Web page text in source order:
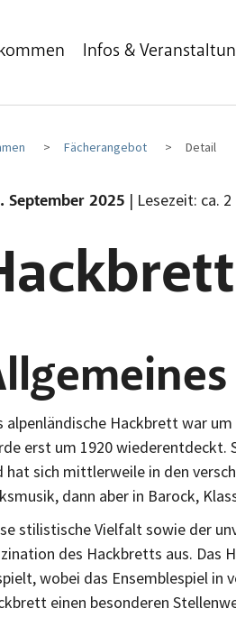
Infos &
Fächerangebot Detail
September 2025 | Lesezeit: ca.
alpenländische Hackbrett war
erst um 1920 wiederentdeckt.
hat sich mittlerweile in den
dann aber in Barock,
stilistische Vielfalt sowie der
des Hackbretts aus. Das
wobei das Ensemblespiel in
einen besonderen